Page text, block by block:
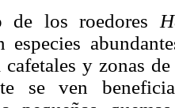
de los roedores
especies
cafetales y zonas
se ven